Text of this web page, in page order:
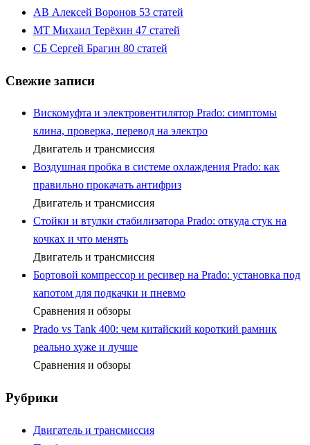
АВ Алексей Воронов 53 статей
МТ Михаил Терёхин 47 статей
СБ Сергей Брагин 80 статей
Свежие записи
Вискомуфта и электровентилятор Prado: симптомы
клина, проверка, перевод на электро
Двигатель и трансмиссия
Воздушная пробка в системе охлаждения Prado: как
правильно прокачать антифриз
Двигатель и трансмиссия
Стойки и втулки стабилизатора Prado: откуда стук на
кочках и что менять
Двигатель и трансмиссия
Бортовой компрессор и ресивер на Prado: установка под
капотом для подкачки и пневмо
Сравнения и обзоры
Prado vs Tank 400: чем китайский короткий рамник
реально хуже и лучше
Сравнения и обзоры
Рубрики
Двигатель и трансмиссия